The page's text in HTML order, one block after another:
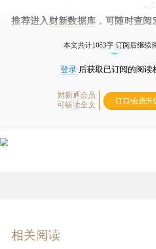
推荐进入 财新数据库 ，可随时查
本文共计1083字 订阅后继续
登录 后获取已订阅的阅读
财新通会员
可畅读全文
订阅/会员升
相关阅读